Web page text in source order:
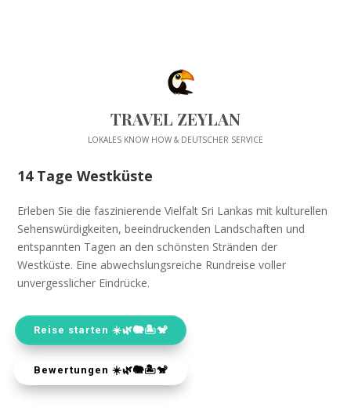
TRAVEL ZEYLAN
LOKALES KNOW HOW & DEUTSCHER SERVICE
14 Tage Westküste
Erleben Sie die faszinierende Vielfalt Sri Lankas mit kulturellen
Sehenswürdigkeiten, beeindruckenden Landschaften und
entspannten Tagen an den schönsten Stränden der
Westküste. Eine abwechslungsreiche Rundreise voller
unvergesslicher Eindrücke.
Reise starten ☀️🌿🐘🏝️🐒
Bewertungen ☀️🌿🐘🏝️🐒